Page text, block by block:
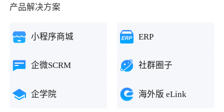
产品解决方案
小程序商城 ERP
企微SCRM 社群圈子
企学院 海外版 eLink